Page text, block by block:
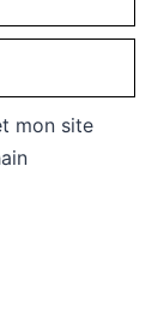
mon site